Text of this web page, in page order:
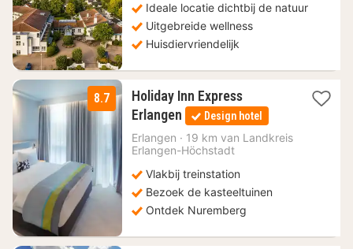
€
Ideale locatie dichtbij de natuur
Uitgebreide wellness
Huisdiervriendelijk
8.7
Holiday Inn Express
Erlangen 1
nacht
vanaf
115
Design hotel
Erlangen · 19 km van Landkreis
Erlangen-Höchstadt
Vlakbij treinstation
Bezoek de kasteeltuinen
Ontdek Nuremberg